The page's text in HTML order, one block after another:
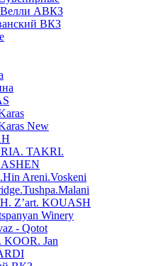
Велли АВКЗ
ВКЗ
New
TAKRI.
Areni.Voskeni
Z’art. KOUASH
Winery
- Qotot
KOOR. Jan